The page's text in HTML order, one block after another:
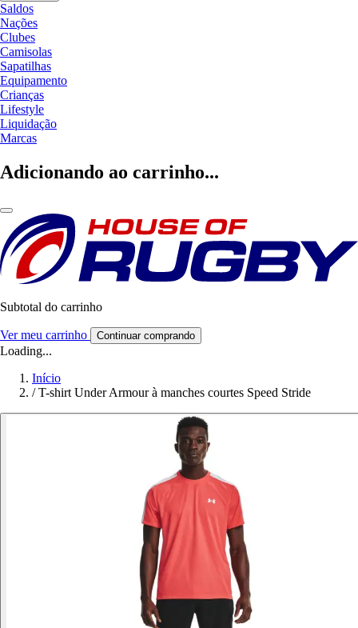
Saldos
Nações
Clubes
Camisolas
Sapatilhas
Equipamento
Crianças
Lifestyle
Liquidação
Marcas
Adicionando ao carrinho...
Subtotal do carrinho
Ver meu carrinho Continuar comprando
Loading...
Início
/ T-shirt Under Armour à manches courtes Speed Stride